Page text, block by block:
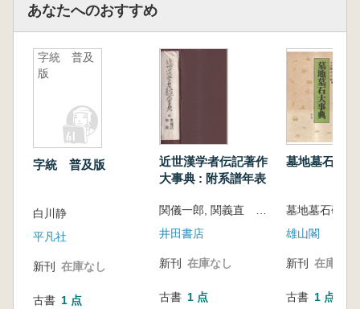
あなたへのおすすめ
字統 普及
版
字統 普及版
白川静
平凡社
新刊 在庫なし
古書 1 点
近世漢学者伝記著作
大事典 : 附系譜年表
関儀一郎, 関義直 共編
井田書店
新刊 在庫なし
古書 1 点
墓地墓石大
墓地墓石研
雄山閣
新刊 在庫なし
古書 1 点